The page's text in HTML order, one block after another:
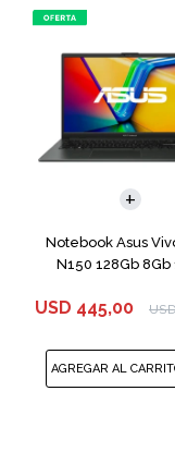
Notebook Asus
N150 128Gb 8Gb
USD 445,00